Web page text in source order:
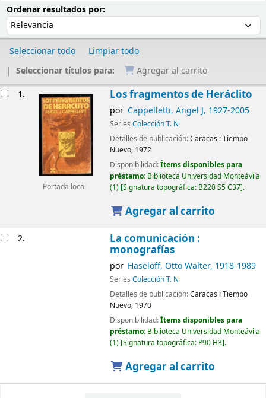
Ordenar resultados por:
Seleccionar todo
Limpiar todo
Seleccionar títulos para:
Agregar al carrito
1.
Portada local
Los fragmentos de Heráclito
por Cappelletti, Angel J, 1927-2005
Series Colección T. N
Detalles de publicación:Caracas :Tiempo
Nuevo, 1972
Disponibilidad:Ítems disponibles para
préstamo: Biblioteca Universidad Monteávila
(1) Signatura topográfica: B220 S5 C37 .
Agregar al carrito
2. La comunicación :
monografías
por Haseloff, Otto Walter, 1918-1989
Series Colección T. N
Detalles de publicación:Caracas :Tiempo
Nuevo, 1970
Disponibilidad:Ítems disponibles para
préstamo: Biblioteca Universidad Monteávila
(1) Signatura topográfica: P90 H3 .
Agregar al carrito